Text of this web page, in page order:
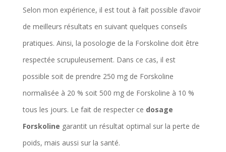
Selon mon expérience, il est tout à fait possible d’avoir
de meilleurs résultats en suivant quelques conseils
pratiques. Ainsi, la posologie de la Forskoline doit être
respectée scrupuleusement. Dans ce cas, il est
possible soit de prendre 250 mg de Forskoline
normalisée à 20 % soit 500 mg de Forskoline à 10 %
tous les jours. Le fait de respecter ce dosage
Forskoline garantit un résultat optimal sur la perte de
poids, mais aussi sur la santé.